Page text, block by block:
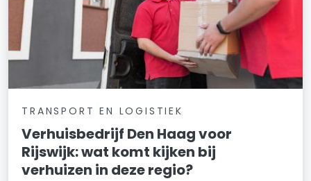
TRANSPORT EN LOGISTIEK
Verhuisbedrijf Den Haag voor
Rijswijk: wat komt kijken bij
verhuizen in deze regio?